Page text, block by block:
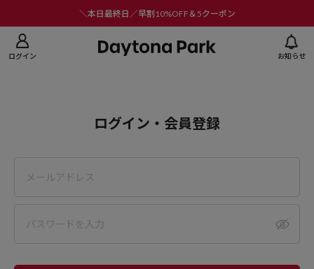
＼本日最終日／早割10%OFF＆5クーポン
ログイン お知らせ
ログイン・会員登録